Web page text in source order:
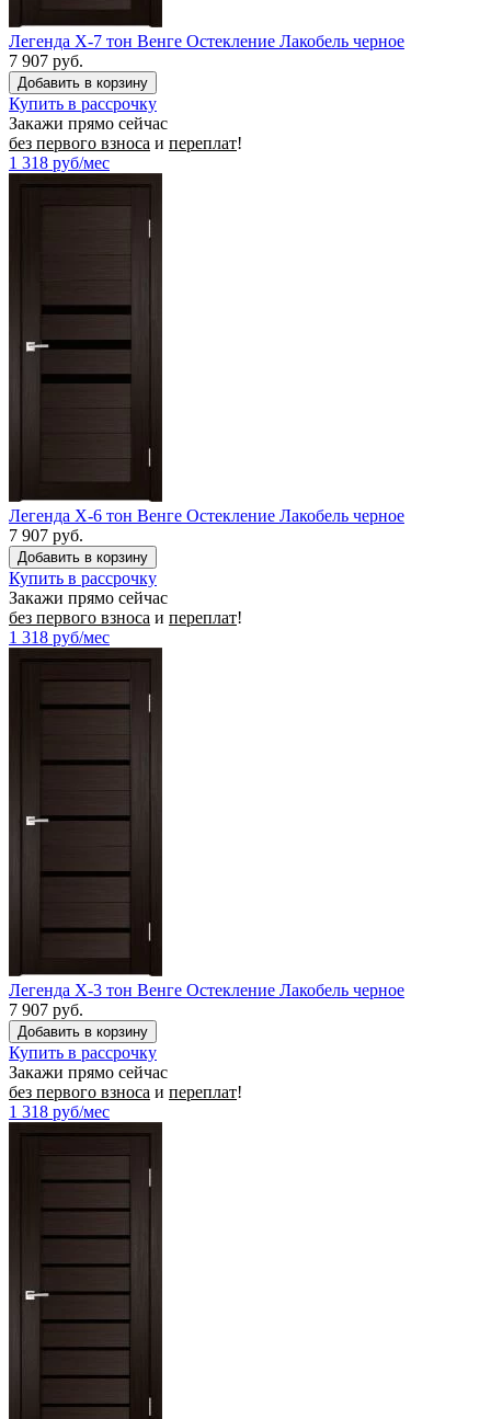
Легенда X-7 тон Венге Остекление Лакобель черное
7 907 руб.
Купить в рассрочку
Закажи прямо сейчас
без первого взноса и переплат!
1 318 руб/мес
Легенда X-6 тон Венге Остекление Лакобель черное
7 907 руб.
Купить в рассрочку
Закажи прямо сейчас
без первого взноса и переплат!
1 318 руб/мес
Легенда X-3 тон Венге Остекление Лакобель черное
7 907 руб.
Купить в рассрочку
Закажи прямо сейчас
без первого взноса и переплат!
1 318 руб/мес